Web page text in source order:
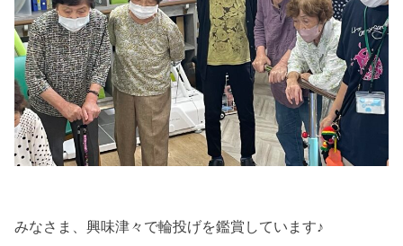
みなさま、興味津々で輪投げを鑑賞しています♪